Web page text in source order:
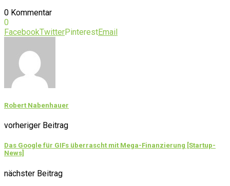
0 Kommentar
0
FacebookTwitterPinterestEmail
Robert Nabenhauer
vorheriger Beitrag
Das Google für GIFs überrascht mit Mega-Finanzierung [Startup-
News]
nächster Beitrag